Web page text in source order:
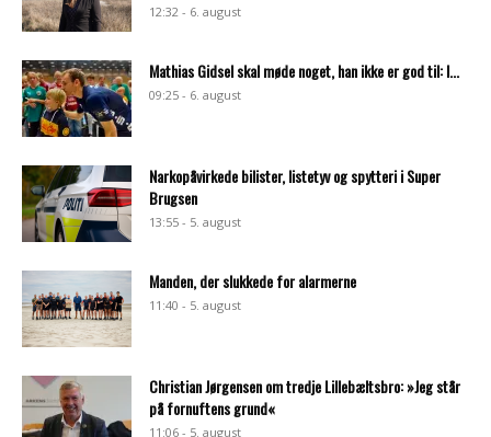
12:32 - 6. august
Mathias Gidsel skal møde noget, han ikke er god til: I...
09:25 - 6. august
Narkopåvirkede bilister, listetyv og spytteri i Super
Brugsen
13:55 - 5. august
Manden, der slukkede for alarmerne
11:40 - 5. august
Christian Jørgensen om tredje Lillebæltsbro: »Jeg står
på fornuftens grund«
11:06 - 5. august